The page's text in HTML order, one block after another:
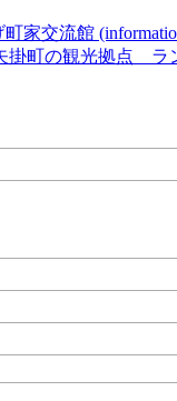
家交流館
掛町の観光拠点 ラ